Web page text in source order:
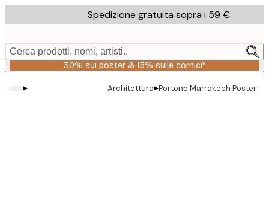
to
content.
Spedizione gratuita sopra i 59 €
Cerca prodotti, nomi, artisti..
30% sui poster & 15% sulle cornici*
▸ Architettura▸Portone Marrakech Poster